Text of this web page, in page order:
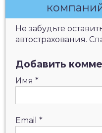
Не забудьте
автострахования.
Добавить
Имя *
Email *